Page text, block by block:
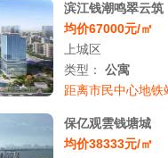
滨江钱潮鸣翠云筑
均价67000元/㎡
上城区
类型： 公寓
距离市民中心地铁
保亿观雲钱塘城
均价38333元/㎡